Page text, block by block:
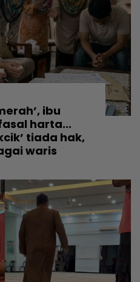
ibu
harta...
tiada hak,
waris